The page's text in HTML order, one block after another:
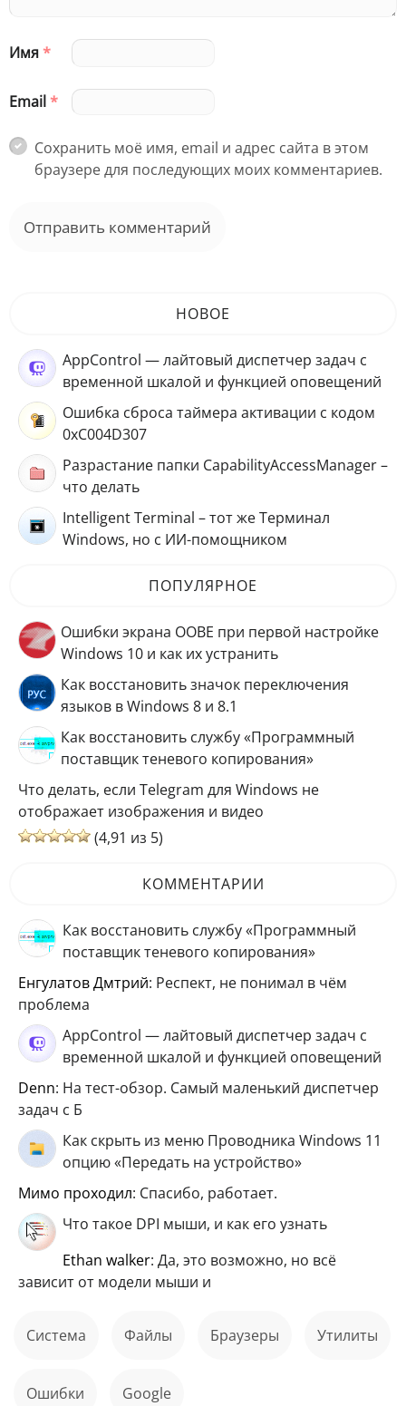
Имя*
Email*
Сохранить моё имя, email и адрес сайта в этом
браузере для последующих моих комментариев.
НОВОЕ
AppControl — лайтовый диспетчер задач с
временной шкалой и функцией оповещений
Ошибка сброса таймера активации с кодом
0xC004D307
Разрастание папки CapabilityAccessManager –
что делать
Intelligent Terminal – тот же Терминал
Windows, но с ИИ-помощником
ПОПУЛЯРНОЕ
Ошибки экрана OOBE при первой настройке
Windows 10 и как их устранить
Как восстановить значок переключения
языков в Windows 8 и 8.1
Как восстановить службу «Программный
поставщик теневого копирования»
Что делать, если Telegram для Windows не
отображает изображения и видео
(4,91 из 5)
КОММЕНТАРИИ
Как восстановить службу «Программный
поставщик теневого копирования»
Енгулатов Дмтрий: Респект, не понимал в чём
проблема
AppControl — лайтовый диспетчер задач с
временной шкалой и функцией оповещений
Denn: На тест-обзор. Самый маленький диспетчер
задач с Б
Как скрыть из меню Проводника Windows 11
опцию «Передать на устройство»
мимо проходил: Спасибо, работает.
Что такое DPI мыши, и как его узнать
ethan walker: Да, это возможно, но всё
зависит от модели мыши и
Система файлы Браузеры Утилиты
ошибки Google